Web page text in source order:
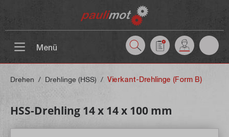
Menü
Drehen / Drehlinge (HSS) / Vierkant-Drehlinge (Form B)
HSS-Drehling 14 x 14 x 100 mm